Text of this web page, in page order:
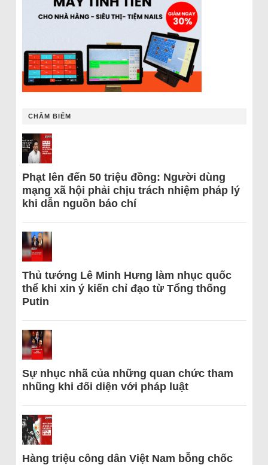
CHÂM BIẾM
Phạt lên đến 50 triệu đồng: Người dùng
mạng xã hội phải chịu trách nhiệm pháp lý
khi dẫn nguồn báo chí
Thủ tướng Lê Minh Hưng làm nhục quốc
thể khi xin ý kiến chỉ đạo từ Tổng thống
Putin
Sự nhục nhã của những quan chức tham
nhũng khi đối diện với pháp luật
Hàng triệu công dân Việt Nam bỗng chốc